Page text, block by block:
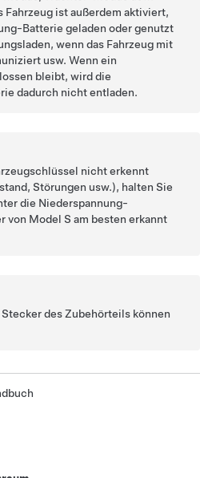
Fahrzeug ist außerdem aktiviert,
-Batterie geladen oder genutzt
wenn das Fahrzeug mit
usw. Wenn ein
bleibt, wird die
dadurch nicht entladen.
nicht erkennt
Störungen usw.), halten Sie
die Niederspannung-
von Model S am besten erkannt
des Zubehörteils können